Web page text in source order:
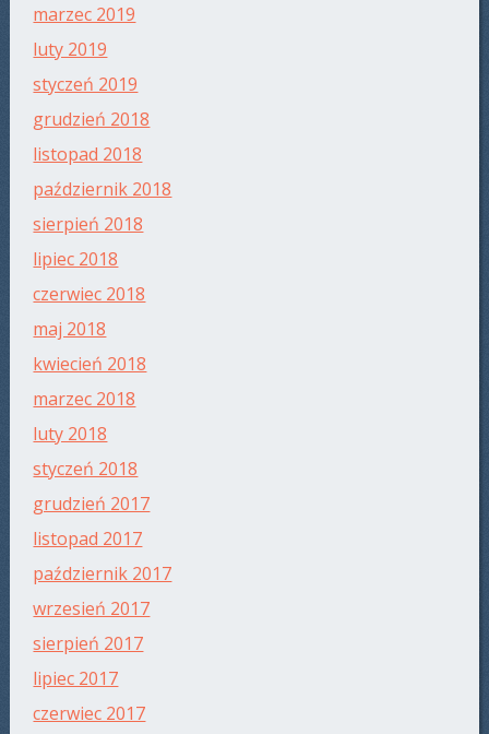
marzec 2019
luty 2019
styczeń 2019
grudzień 2018
listopad 2018
październik 2018
sierpień 2018
lipiec 2018
czerwiec 2018
maj 2018
kwiecień 2018
marzec 2018
luty 2018
styczeń 2018
grudzień 2017
listopad 2017
październik 2017
wrzesień 2017
sierpień 2017
lipiec 2017
czerwiec 2017